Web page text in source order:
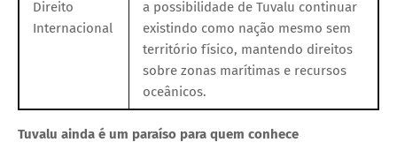
Direito
Internacional
a possibilidade de Tuvalu continuar
existindo como nação mesmo sem
território físico, mantendo direitos
sobre zonas marítimas e recursos
oceânicos.
Tuvalu ainda é um paraíso para quem conhece